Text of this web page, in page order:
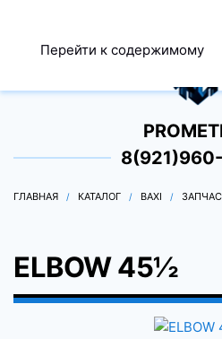
Перейти к содержимому
0
ГЛАВНАЯ КАТАЛОГ BAXI
ELBOW 45½